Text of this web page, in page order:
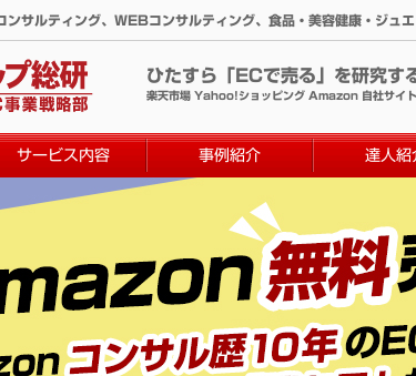
サルティング、WEBコンサルティング、食品・美容健康・ジュ
ひたすら「ECで売る」を研究す
楽天市場 Yahoo!ショッピング Amazon 自社サイ
サービス内容 事例紹介 達人紹